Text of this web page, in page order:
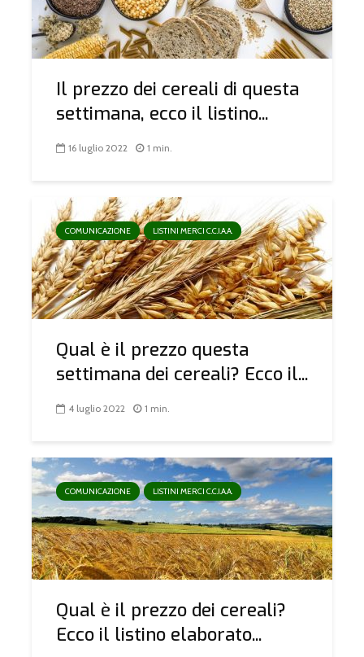
Il prezzo dei cereali di questa
settimana, ecco il listino...
16 luglio 2022 1 min.
COMUNICAZIONE LISTINI MERCI C.C.I.A.A.
Qual è il prezzo questa
settimana dei cereali? Ecco il...
4 luglio 2022 1 min.
COMUNICAZIONE LISTINI MERCI C.C.I.A.A.
Qual è il prezzo dei cereali?
Ecco il listino elaborato...